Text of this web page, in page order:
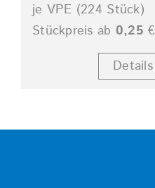
je VPE (224 Stück)
Stückpreis ab 0,25 €
Details